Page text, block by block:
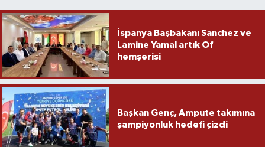
İspanya Başbakanı Sanchez ve
Lamine Yamal artık Of
hemşerisi
Başkan Genç, Ampute takımına
şampiyonluk hedefi çizdi